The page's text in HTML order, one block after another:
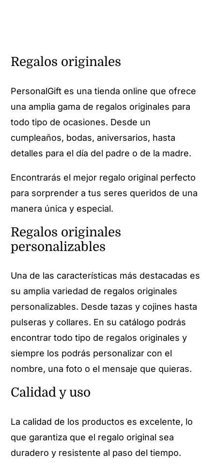
Regalos originales
PersonalGift es una tienda online que ofrece
una amplia gama de regalos originales para
todo tipo de ocasiones. Desde un
cumpleaños, bodas, aniversarios, hasta
detalles para el día del padre o de la madre.
Encontrarás el mejor regalo original perfecto
para sorprender a tus seres queridos de una
manera única y especial.
Regalos originales
personalizables
Una de las características más destacadas es
su amplia variedad de regalos originales
personalizables. Desde tazas y cojines hasta
pulseras y collares. En su catálogo podrás
encontrar todo tipo de regalos originales y
siempre los podrás personalizar con el
nombre, una foto o el mensaje que quieras.
Calidad y uso
La calidad de los productos es excelente, lo
que garantiza que el regalo original sea
duradero y resistente al paso del tiempo.